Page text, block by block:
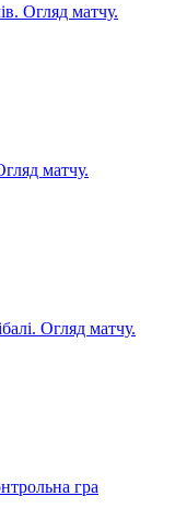
Огляд матчу.
матчу.
Огляд матчу.
гра